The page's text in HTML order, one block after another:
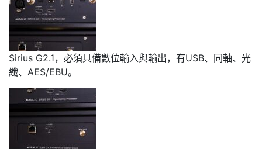
Sirius G2.1，必須具備數位輸入與輸出，有USB、同軸、光
纖、AES/EBU。